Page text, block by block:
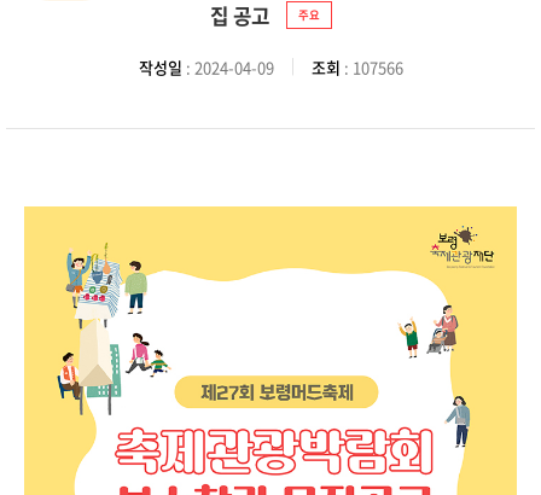
집 공고
주요
작성일 : 2024-04-09 조회 : 107566